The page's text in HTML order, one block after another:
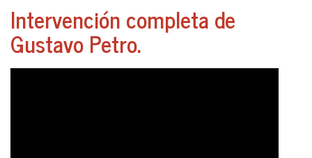
Intervención completa de
Gustavo Petro.